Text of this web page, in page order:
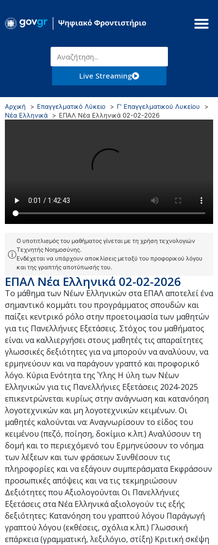
Live Streaming
Αρχική Επαγγελματικό Λύκειο
Γ' Επαγγελματικού Λυκείου
Νέα Ελληνικά
ΕΠΑΛ Νέα Ελληνικά 02-02-2026
ⓘ
Ο υποτιτλισμός του μαθήματος γίνεται με τη χρήση τεχνολογιών
Τεχνητής Νοημοσύνης.
Ενδέχεται να υπάρχουν αποκλίσεις μεταξύ του προφορικού λόγου
και της γραπτής αποτύπωσής του.
ΕΠΑΛ Νέα Ελληνικά 02-02-2026
Το μάθημα των Νέων Ελληνικών στα ΕΠΑΛ αποτελεί ένα
σημαντικό κομμάτι του προγράμματος σπουδών και
παίζει κεντρικό ρόλο στην προετοιμασία των μαθητών
για τις Πανελλήνιες Εξετάσεις. Στόχος του μαθήματος
είναι να καλλιεργήσει στους μαθητές τις απαραίτητες
γλωσσικές δεξιότητες για να μπορούν να αναλύουν, να
ερμηνεύουν και να παράγουν γραπτό και προφορικό
λόγο. Κύρια Ενότητα της Ύλης Η ύλη των Νέων
Ελληνικών για τις Πανελλήνιες Εξετάσεις 2024-2025
επικεντρώνεται κυρίως στην ανάγνωση και κατανόηση
λογοτεχνικών και μη λογοτεχνικών κειμένων. Οι
μαθητές καλούνται να: Αναγνωρίσουν το είδος του
κειμένου (πεζό, ποίηση, δοκίμιο κ.λπ.) Αναλύσουν τη
δομή και το περιεχόμενό του Ερμηνεύσουν το νόημα
των λέξεων και των φράσεων Συνθέσουν τις
πληροφορίες και να εξάγουν συμπεράσματα Εκφράσουν
προσωπικές απόψεις και να τις τεκμηριώσουν
Δεξιότητες που Αξιολογούνται Οι Πανελλήνιες
Εξετάσεις στα Νέα Ελληνικά αξιολογούν τις εξής
δεξιότητες: Κατανόηση του γραπτού λόγου Παράγωγή
γραπτού λόγου (εκθέσεις, σχόλια κ.λπ.) Γλωσσική
επάρκεια (γραμματική, λεξιλόγιο, στίξη) Κριτική σκέψη